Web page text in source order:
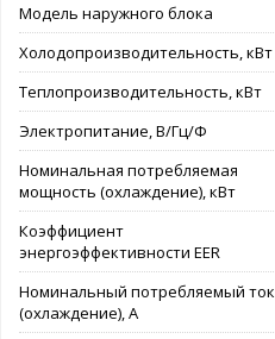
Модель наружного блока
Холодопроизводительность, кВт
Теплопроизводительность, кВт
Электропитание, В/Гц/Ф
Номинальная потребляемая
мощность (охлаждение), кВт
Коэффициент
энергоэффективности EER
Номинальный потребляемый ток
(охлаждение), А